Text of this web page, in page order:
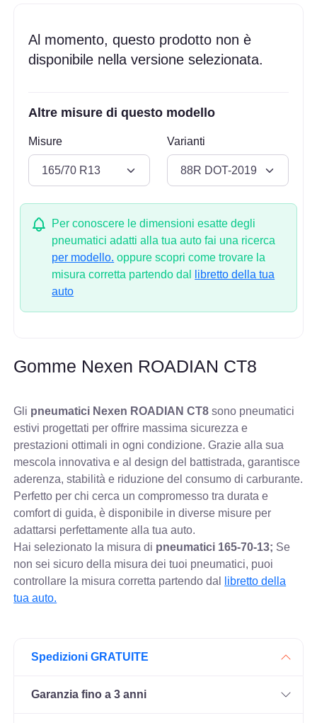
Al momento, questo prodotto non è
disponibile nella versione selezionata.
Altre misure di questo modello
Misure Varianti
Per conoscere le dimensioni esatte degli
pneumatici adatti alla tua auto fai una ricerca
per modello. oppure scopri come trovare la
misura corretta partendo dal
libretto della tua
auto
Gomme Nexen ROADIAN CT8
Gli pneumatici Nexen ROADIAN CT8 sono pneumatici
estivi progettati per offrire massima sicurezza e
prestazioni ottimali in ogni condizione. Grazie alla sua
mescola innovativa e al design del battistrada, garantisce
aderenza, stabilità e riduzione del consumo di carburante.
Perfetto per chi cerca un compromesso tra durata e
comfort di guida, è disponibile in diverse misure per
adattarsi perfettamente alla tua auto.
Hai selezionato la misura di pneumatici 165-70-13; Se
non sei sicuro della misura dei tuoi pneumatici, puoi
controllare la misura corretta partendo dal
libretto della
tua auto.
Spedizioni GRATUITE
Garanzia fino a 3 anni